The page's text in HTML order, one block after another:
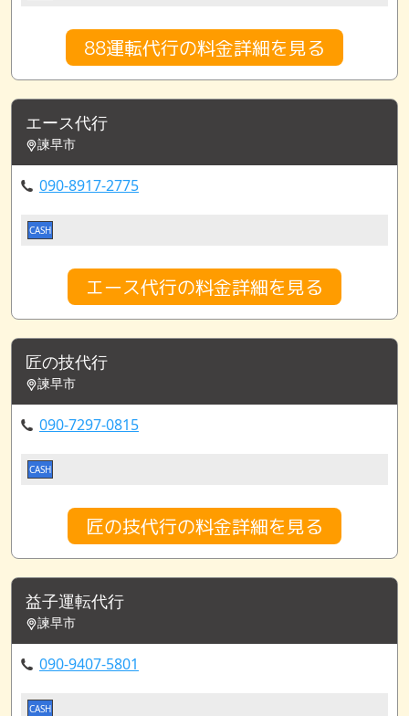
88運転代行の料金詳細を見る
エース代行
諫早市
090-8917-2775
CASH
エース代行の料金詳細を見る
匠の技代行
諫早市
090-7297-0815
CASH
匠の技代行の料金詳細を見る
益子運転代行
諫早市
090-9407-5801
CASH